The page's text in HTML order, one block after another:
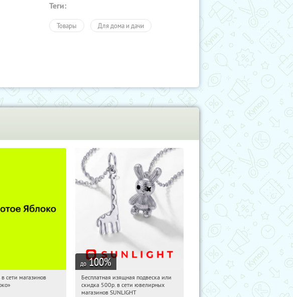
Теги:
Товары Для дома и дачи
Получи первым!
сети магазинов
до 100%
08:45:45 Получили:
Россия
Бесплатная изящная подвеска или
скидка 500р. в сети ювелирных
магазинов SUNLIGHT